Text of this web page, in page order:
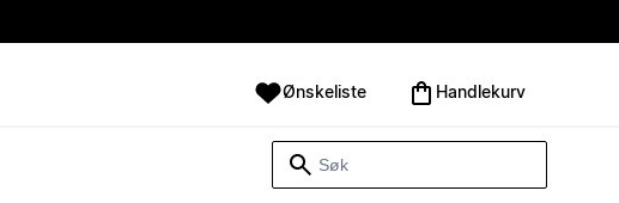
Ønskeliste Handlekurv